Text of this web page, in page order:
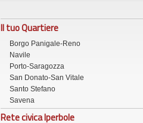
Il tuo Quartiere
Borgo Panigale-Reno
Navile
Porto-Saragozza
San Donato-San Vitale
Santo Stefano
Savena
Rete civica Iperbole